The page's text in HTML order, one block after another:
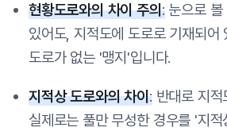
현황도로와의 차이 주의:눈으로 볼
있어도, 지적도에 도로로 기재되어
도로가 없는 '맹지'입니다.
지적상 도로와의 차이:반대로 지적
실제로는 풀만 무성한 경우를 '지적